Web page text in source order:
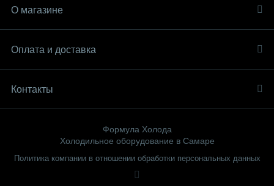
О магазине
Оплата и доставка
Контакты
Формула Холода
Холодильное оборудование в Самаре
Политика компании в отношении обработки персональных данных